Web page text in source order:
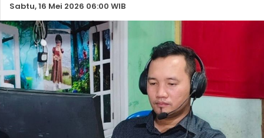
Sabtu, 16 Mei 2026 06:00 WIB